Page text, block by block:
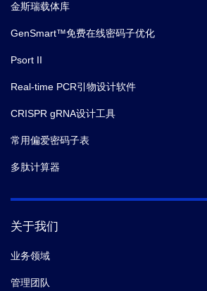
金斯瑞载体库
GenSmart™免费在线密码子优化
Psort II
Real-time PCR引物设计软件
CRISPR gRNA设计工具
常用偏爱密码子表
多肽计算器
关于我们
业务领域
管理团队